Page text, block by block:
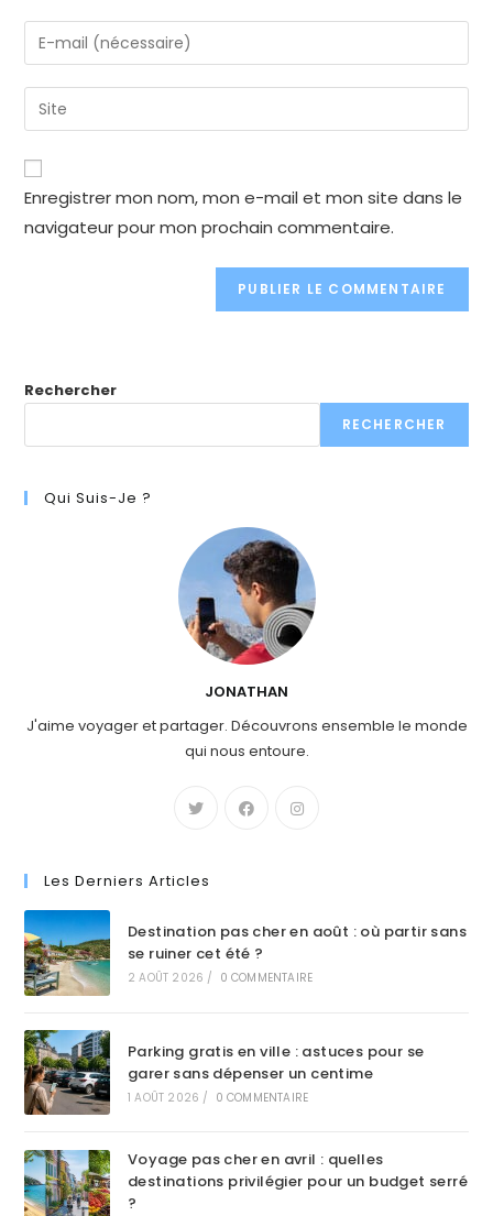
name
or
to
comment
Enter
your
email
address
comment
Enter
your
website
URL
(optional)
Enregistrer mon nom, mon e-mail et mon site dans le
navigateur pour mon prochain commentaire.
Rechercher
RECHERCHER
Qui Suis-Je ?
JONATHAN
J'aime voyager et partager. Découvrons ensemble le monde
qui nous entoure.
Les Derniers Articles
Destination pas cher en août : où partir sans
se ruiner cet été ?
2 AOÛT 2026 / 0 COMMENTAIRE
Parking gratis en ville : astuces pour se
garer sans dépenser un centime
1 AOÛT 2026 / 0 COMMENTAIRE
Voyage pas cher en avril : quelles
destinations privilégier pour un budget serré
?